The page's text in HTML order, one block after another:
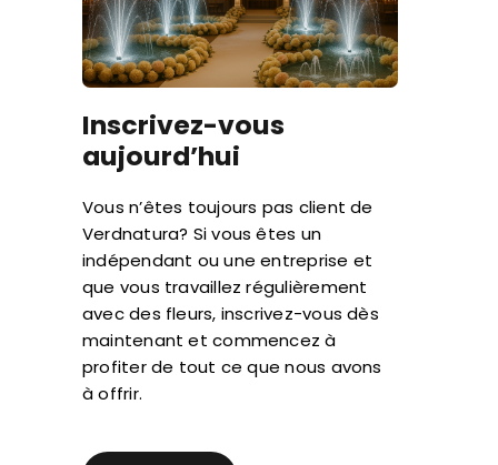
Inscrivez-vous
aujourd’hui
Vous n’êtes toujours pas client de
Verdnatura? Si vous êtes un
indépendant ou une entreprise et
que vous travaillez régulièrement
avec des fleurs, inscrivez-vous dès
maintenant et commencez à
profiter de tout ce que nous avons
à offrir.